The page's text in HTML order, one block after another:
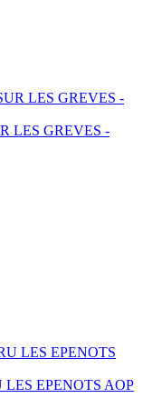
LES GREVES -
EPENOTS AOP